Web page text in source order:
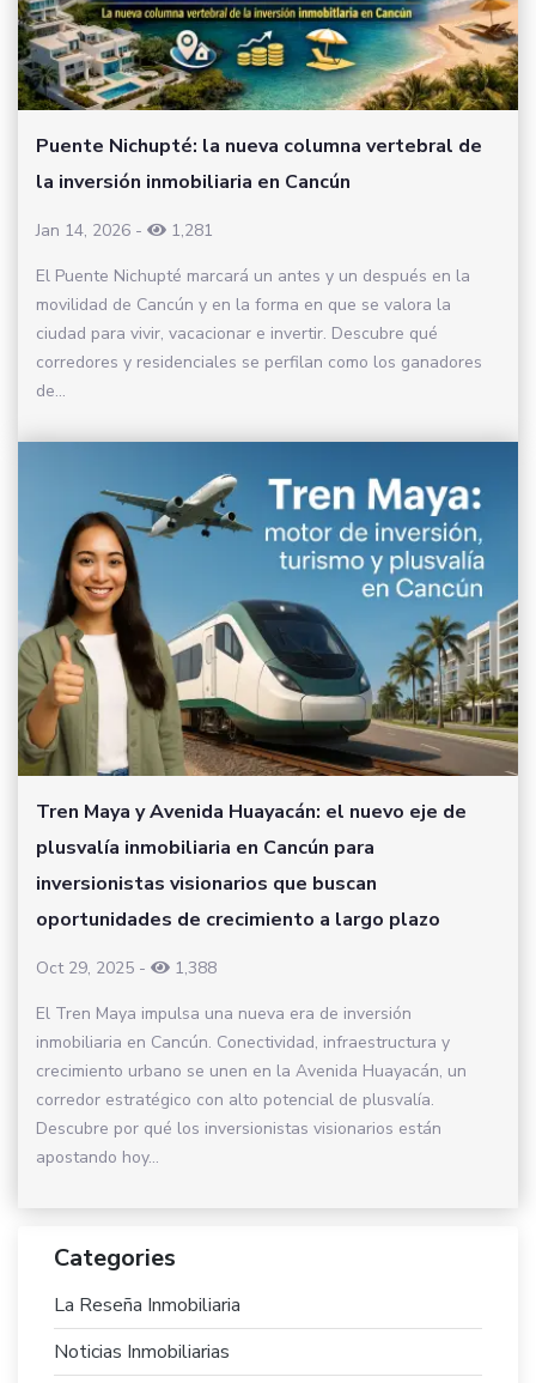
Puente Nichupté: la nueva columna vertebral de
la inversión inmobiliaria en Cancún
Jan 14, 2026 -
1,281
El Puente Nichupté marcará un antes y un después en la
movilidad de Cancún y en la forma en que se valora la
ciudad para vivir, vacacionar e invertir. Descubre qué
corredores y residenciales se perfilan como los ganadores
de...
Tren Maya y Avenida Huayacán: el nuevo eje de
plusvalía inmobiliaria en Cancún para
inversionistas visionarios que buscan
oportunidades de crecimiento a largo plazo
Oct 29, 2025 -
1,388
El Tren Maya impulsa una nueva era de inversión
inmobiliaria en Cancún. Conectividad, infraestructura y
crecimiento urbano se unen en la Avenida Huayacán, un
corredor estratégico con alto potencial de plusvalía.
Descubre por qué los inversionistas visionarios están
apostando hoy...
Categories
La Reseña Inmobiliaria
Noticias Inmobiliarias